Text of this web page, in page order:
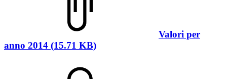
Valori per
anno 2014 (15.71 KB)